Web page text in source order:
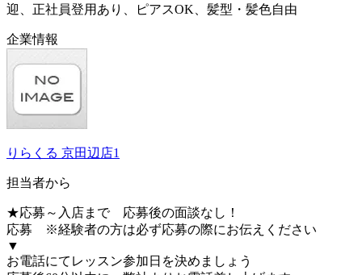
迎、正社員登用あり、ピアスOK、髪型・髪色自由
企業情報
りらくる 京田辺店1
担当者から
★応募～入店まで 応募後の面談なし！
応募 ※経験者の方は必ず応募の際にお伝えください
▼
お電話にてレッスン参加日を決めましょう